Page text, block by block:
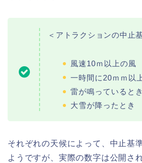
＜アトラクションの中止
風速10ｍ以上の風
一時間に20ｍｍ以
雷が鳴っているとき
大雪が降ったとき
それぞれの天候によって、中止基
ようですが、実際の数字は公開さ